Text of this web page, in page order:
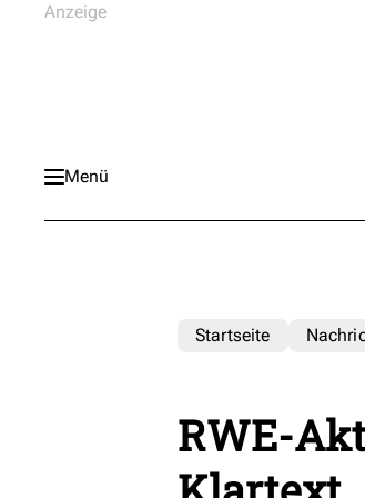
Menü
Startseite
RWE-